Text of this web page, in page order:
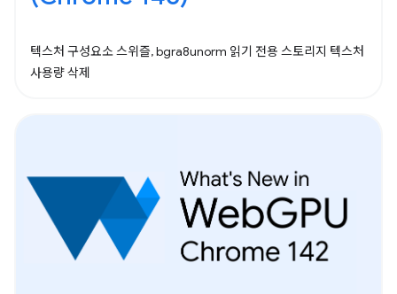
텍스처 구성요소 스위즐, bgra8unorm 읽기 전용 스토리지 텍스처
사용량 삭제